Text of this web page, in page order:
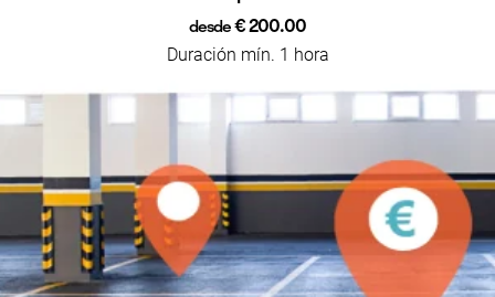
desde€ 200.00
Duración mín. 1 hora